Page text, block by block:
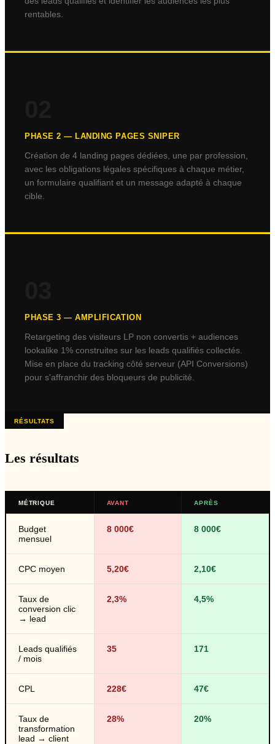
rentables.
PHASE2 — LANDING PAGES SNIPER
Création de 4 landing pages dédiées, une par profession,
avec les obligations légales spécifiques à chaque métier,
un formulaire qualifiant et un message adapté à chaque
cible.
PHASE3 —AMPLIFICATION
Retargeting des visiteurs LP non convertis + audiences
lookalike 1% construites sur les leads qualifiés collectés.
Mise en place du tracking côté serveur (API Conversions)
pour s'affranchir des bloqueurs de publicité.
RÉSULTATS
Les résultats
MÉTRIQUE AVANT APRÈS
Budget
mensuel
8 000€ 8 000€
CPC moyen 5,20€ 2,10€
Taux de
conversion clic
→ lead
2,3% 4,5%
Leads qualifiés
/ mois
35 171
CPL 228€ 47€
Taux de
transformation
lead → client
28% 20%